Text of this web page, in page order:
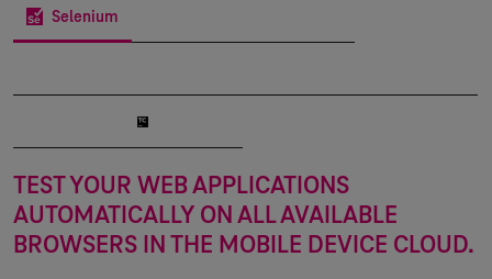
Selenium
TEST YOUR WEB APPLICATIONS
AUTOMATICALLY ON ALL AVAILABLE
BROWSERS IN THE MOBILE DEVICE CLOUD.